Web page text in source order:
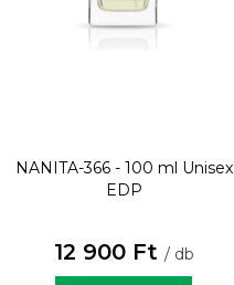
NANITA-366 - 100 ml Unisex
EDP
12 900 Ft / db